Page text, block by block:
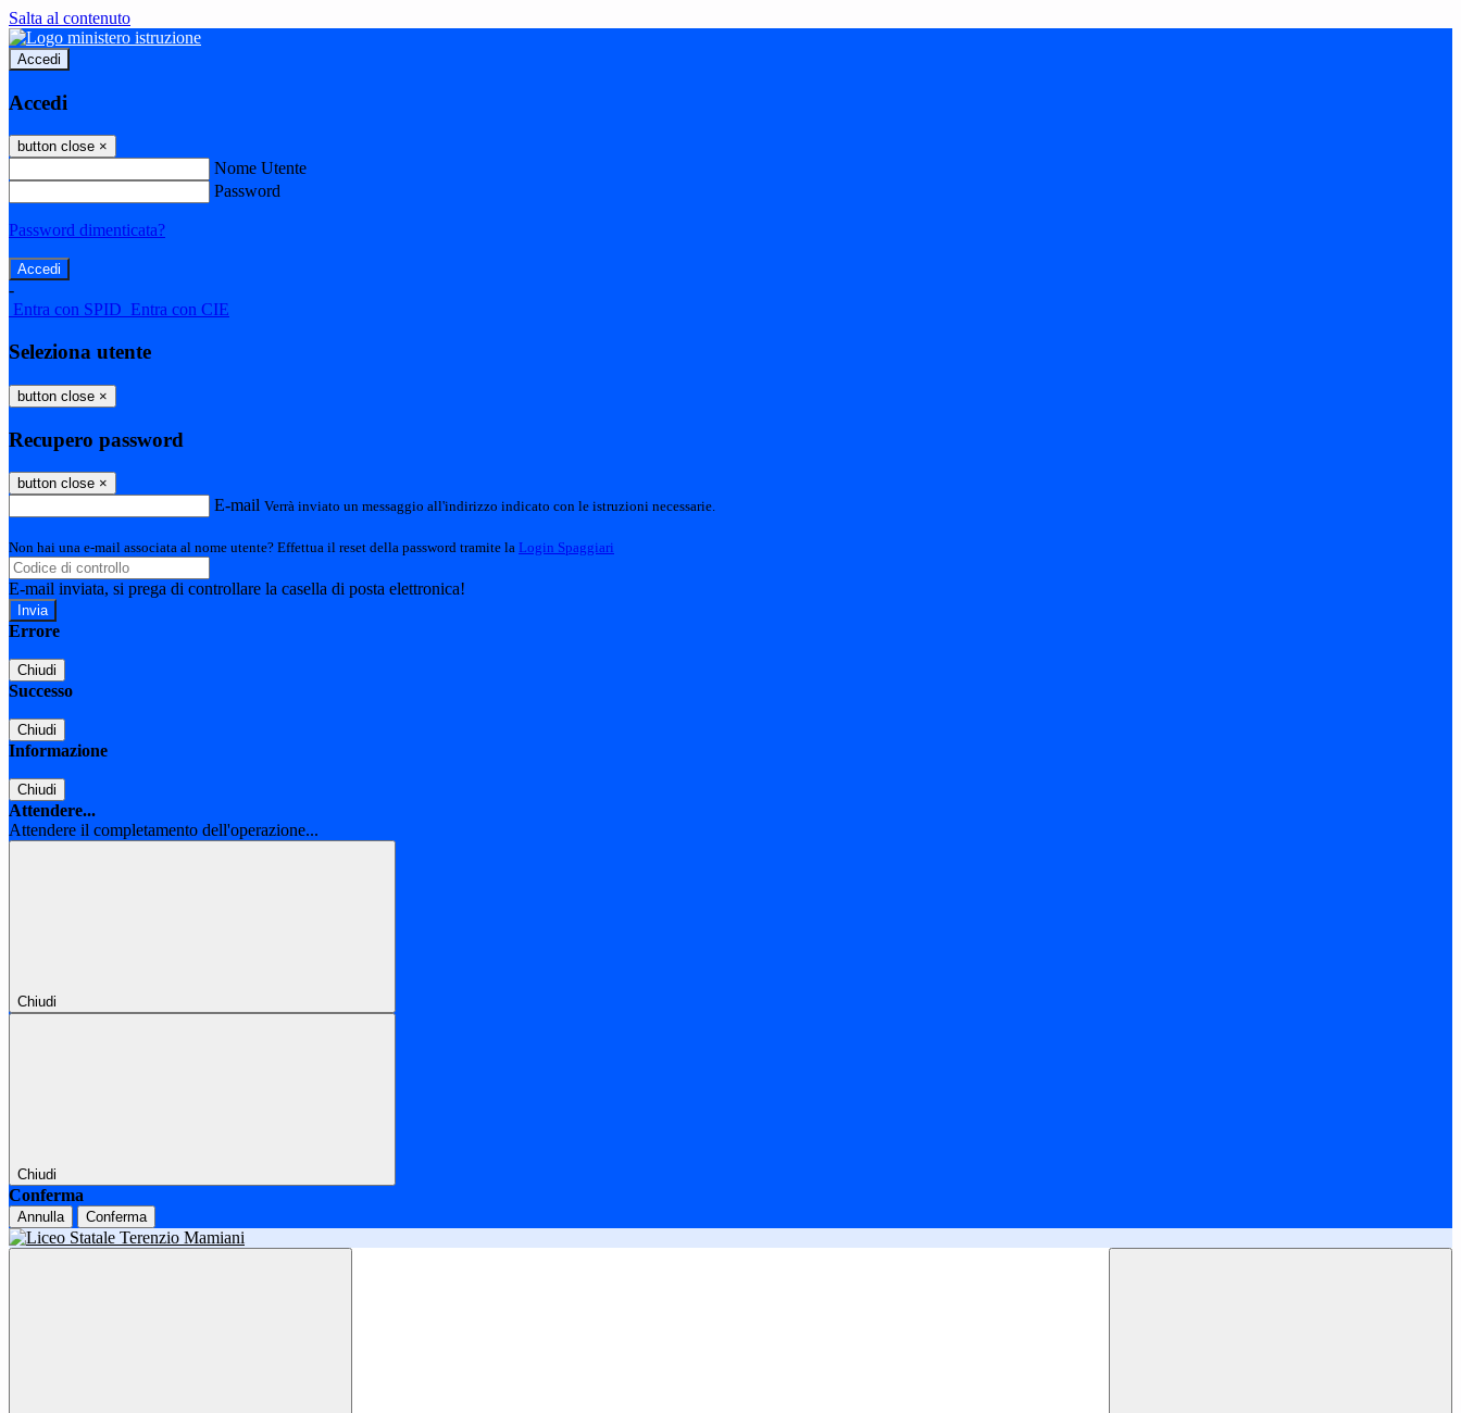
Salta al contenuto
Accedi
Accedi
button close ×
Nome Utente
Password
Password dimenticata?
-
Entra con SPID Entra con CIE
Seleziona utente
button close ×
Recupero password
button close ×
E-mail Verrà inviato un messaggio all'indirizzo indicato con le istruzioni necessarie.
Non hai una e-mail associata al nome utente? Effettua il reset della password tramite la Login Spaggiari
E-mail inviata, si prega di controllare la casella di posta elettronica!
Errore
Chiudi
Successo
Chiudi
Informazione
Chiudi
Attendere...
Attendere il completamento dell'operazione...
Chiudi
Chiudi
Conferma
Annulla Conferma